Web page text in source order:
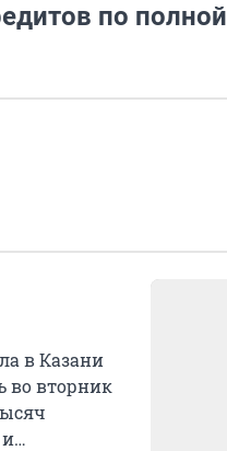
по полной
в Казани
во вторник
и